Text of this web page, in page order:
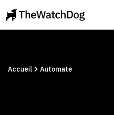
Accueil Automate